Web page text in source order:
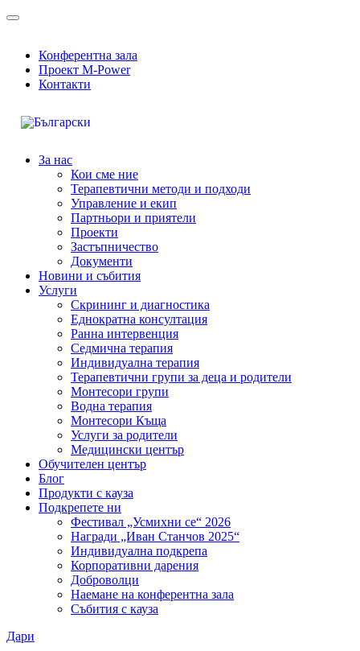
Конферентна зала
Проект M-Power
Контакти
За нас
Кои сме ние
Терапевтични методи и подходи
Управление и екип
Партньори и приятели
Проекти
Застъпничество
Документи
Новини и събития
Услуги
Скрининг и диагностика
Еднократна консултация
Ранна интервенция
Седмична терапия
Индивидуална терапия
Терапевтични групи за деца и родители
Монтесори групи
Водна терапия
Монтесори Къща
Услуги за родители
Медицински център
Обучителен център
Блог
Продукти с кауза
Подкрепете ни
Фестивал „Усмихни се“ 2026
Награди „Иван Станчов 2025“
Индивидуална подкрепа
Корпоративни дарения
Доброволци
Наемане на конферентна зала
Събития с кауза
Дари